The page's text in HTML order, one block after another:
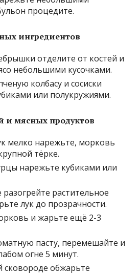
процедите.
ингредиентов
отделите от костей и
небольшими кусочками.
колбасу и сосиски
или полукружиями.
и мясных продуктов
мелко нарежьте, морковь
тёрке.
нарежьте кубиками или
растительное
лук до прозрачности.
и жарьте ещё 2-3
пасту, перемешайте и
огне 5 минут.
сковороде обжарьте